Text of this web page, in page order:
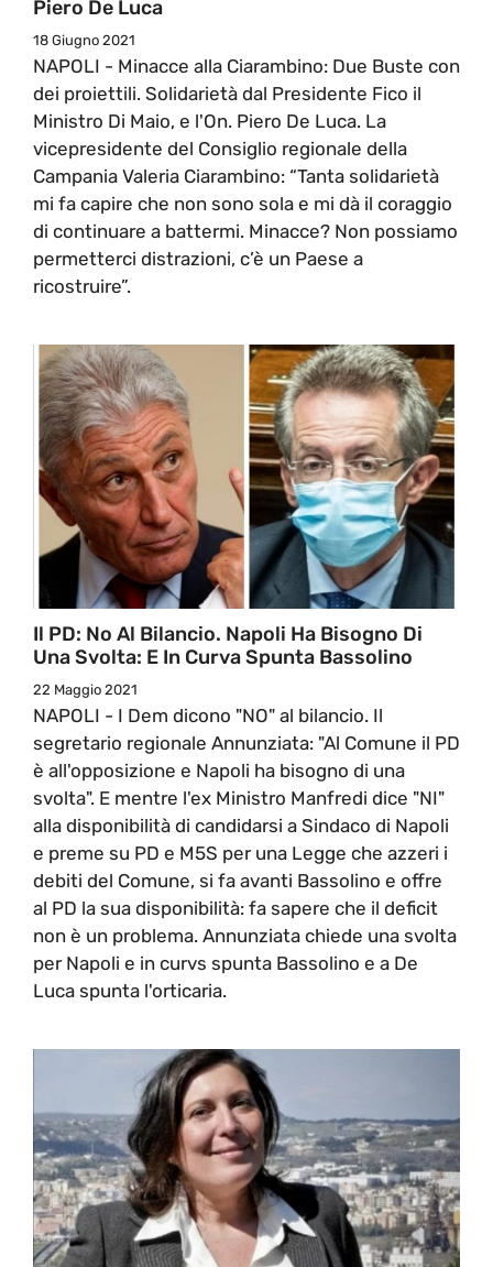
Piero De Luca
18 Giugno 2021
NAPOLI - Minacce alla Ciarambino: Due Buste con
dei proiettili. Solidarietà dal Presidente Fico il
Ministro Di Maio, e l'On. Piero De Luca. La
vicepresidente del Consiglio regionale della
Campania Valeria Ciarambino: “Tanta solidarietà
mi fa capire che non sono sola e mi dà il coraggio
di continuare a battermi. Minacce? Non possiamo
permetterci distrazioni, c’è un Paese a
ricostruire”.
Il PD: No Al Bilancio. Napoli Ha Bisogno Di
Una Svolta: E In Curva Spunta Bassolino
22 Maggio 2021
NAPOLI - I Dem dicono "NO" al bilancio. Il
segretario regionale Annunziata: "Al Comune il PD
è all'opposizione e Napoli ha bisogno di una
svolta". E mentre l'ex Ministro Manfredi dice "NI"
alla disponibilità di candidarsi a Sindaco di Napoli
e preme su PD e M5S per una Legge che azzeri i
debiti del Comune, si fa avanti Bassolino e offre
al PD la sua disponibilità: fa sapere che il deficit
non è un problema. Annunziata chiede una svolta
per Napoli e in curvs spunta Bassolino e a De
Luca spunta l'orticaria.